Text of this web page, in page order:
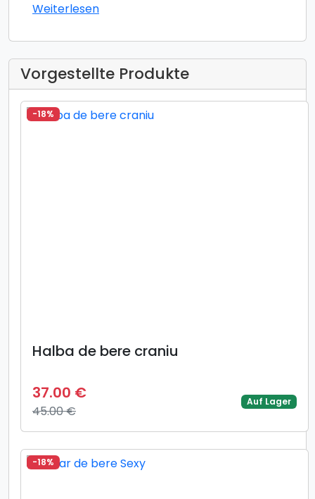
Weiterlesen
Vorgestellte Produkte
-18%
Halba de bere craniu
37.00 €
45.00 €
Auf Lager
-18%